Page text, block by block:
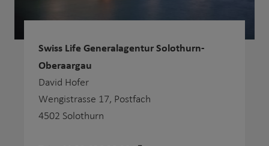
Swiss Life Generalagentur Solothurn-
Oberaargau
David Hofer
Wengistrasse 17, Postfach
4502 Solothurn